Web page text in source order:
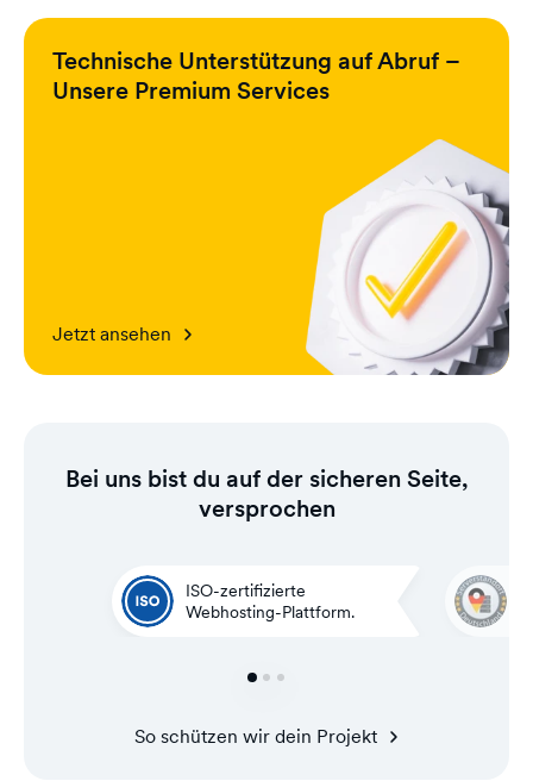
Technische Unterstützung auf Abruf –
Unsere Premium Services
Jetzt ansehen
Bei uns bist du auf der sicheren Seite,
versprochen
ISO-zertifizierte
Webhosting-Plattform.
So schützen wir dein Projekt